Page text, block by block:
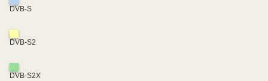
DVB-S
DVB-S2
DVB-S2X